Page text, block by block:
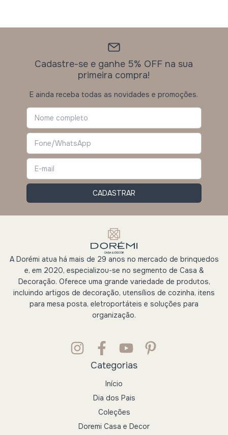
Cadastre-se e ganhe 5% OFF na sua
primeira compra!
E ainda receba todas as novidades e promoções.
A Dorémi atua há mais de 29 anos no mercado de brinquedos
e, em 2020, especializou-se no segmento de Casa &
Decoração. Oferece uma grande variedade de produtos,
incluindo artigos de decoração, utensílios de cozinha, itens
para mesa posta, eletroportáteis e soluções para
organização.
Categorias
Início
Dia dos Pais
Coleções
Doremi Casa e Decor